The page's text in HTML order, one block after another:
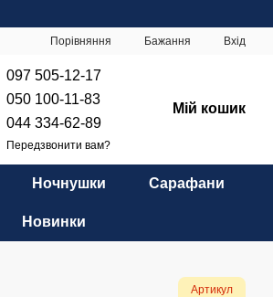
Порівняння Бажання Вхід
097 505-12-17
050 100-11-83
044 334-62-89
Передзвонити вам?
Мій кошик
Ночнушки Сарафани
Новинки
Артикул